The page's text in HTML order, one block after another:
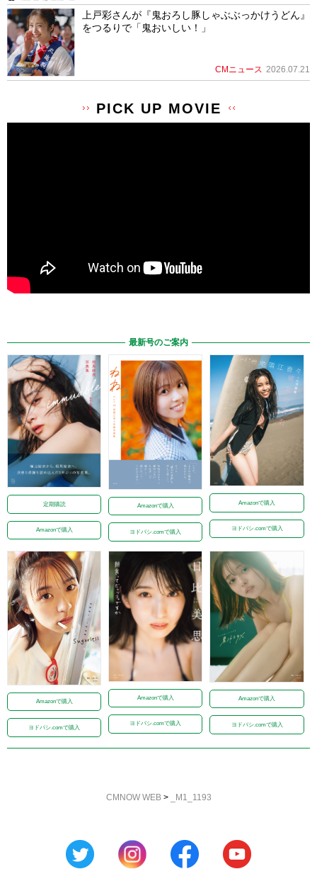
上戸彩さんが『鬼おろし豚しゃぶぶっかけうどん』
をつるりで「鬼おいしい！」
CMニュース 2026.07.21
PICK UP MOVIE
最新号のご案内
定期購読
Amazonで購入
Amazonで購入
ヨドバシ.comで購入
Amazonで購入
ヨドバシ.comで購入
Amazonで購入
ヨドバシ.comで購入
Amazonで購入
ヨドバシ.comで購入
Amazonで購入
ヨドバシ.comで購入
CMNOW WEB> _M1_1193